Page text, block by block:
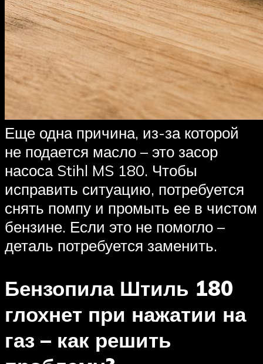
Еще одна причина, из-за которой
не подается масло – это засор
насоса Stihl MS 180. Чтобы
исправить ситуацию, потребуется
снять помпу и промыть ее в чистом
бензине. Если это не помогло –
деталь потребуется заменить.
Бензопила Штиль 180
глохнет при нажатии на
газ – как решить